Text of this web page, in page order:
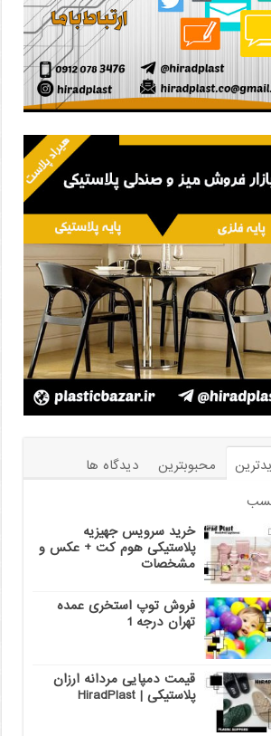
محبوبترین
دیدگاه ها
خرید سرویس جهیزیه
پلاستیکی هوم کت + عکس و
مشخصات
فروش توپ استخری عمده
تهران درجه 1
قیمت دمپایی مردانه ارزان
پلاستیکی | HiradPlast